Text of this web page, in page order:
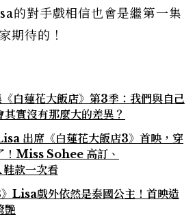
的對手戲相信也會是繼第一集
期待的！
白蓮花大飯店》第3季：我們與自己
實沒有那麼大的差異？
出席《白蓮花大飯店3》首映，穿
！Miss Sohee 高訂、
款一次看
》Lisa戲外依然是泰國公主！首映造
艷